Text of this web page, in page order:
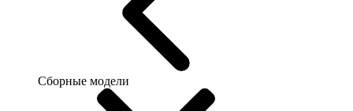
Сборные модели